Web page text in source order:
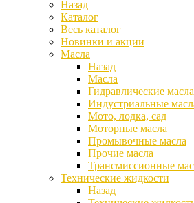
Назад
Каталог
Весь каталог
Новинки и акции
Масла
Назад
Масла
Гидравлические масла
Индустриальные
Мото, лодка, сад
Моторные масла
Промывочные масла
Прочие масла
Трансмиссионные
Технические жидкости
Назад